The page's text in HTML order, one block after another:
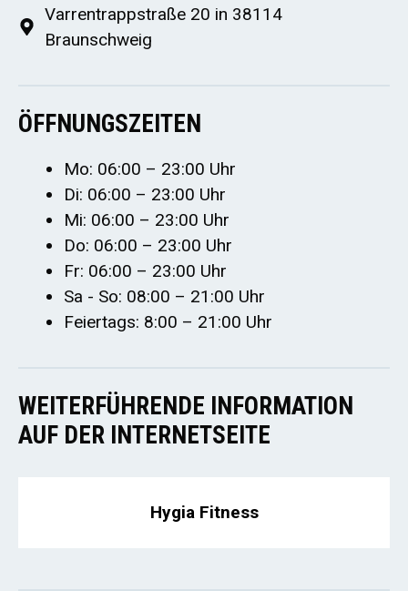
Varrentrappstraße 20 in 38114
Braunschweig
ÖFFNUNGSZEITEN
Mo: 06:00 – 23:00 Uhr
Di: 06:00 – 23:00 Uhr
Mi: 06:00 – 23:00 Uhr
Do: 06:00 – 23:00 Uhr
Fr: 06:00 – 23:00 Uhr
Sa - So: 08:00 – 21:00 Uhr
Feiertags: 8:00 – 21:00 Uhr
WEITERFÜHRENDE INFORMATION
AUF DER INTERNETSEITE
Hygia Fitness